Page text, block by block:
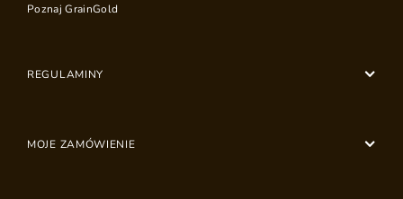
Poznaj GrainGold
REGULAMINY
MOJE ZAMÓWIENIE